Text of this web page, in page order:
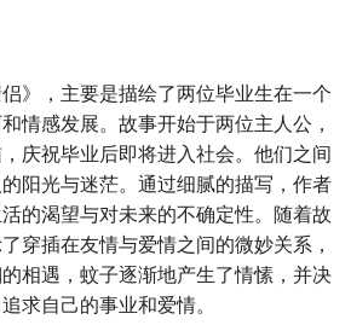
》，主要是描绘了两位毕业生在一个
情感发展。故事开始于两位主人公，
庆祝毕业后即将进入社会。他们之间
阳光与迷茫。通过细腻的描写，作者
的渴望与对未来的不确定性。随着故
穿插在友情与爱情之间的微妙关系，
相遇，蚊子逐渐地产生了情愫，并决
求自己的事业和爱情。